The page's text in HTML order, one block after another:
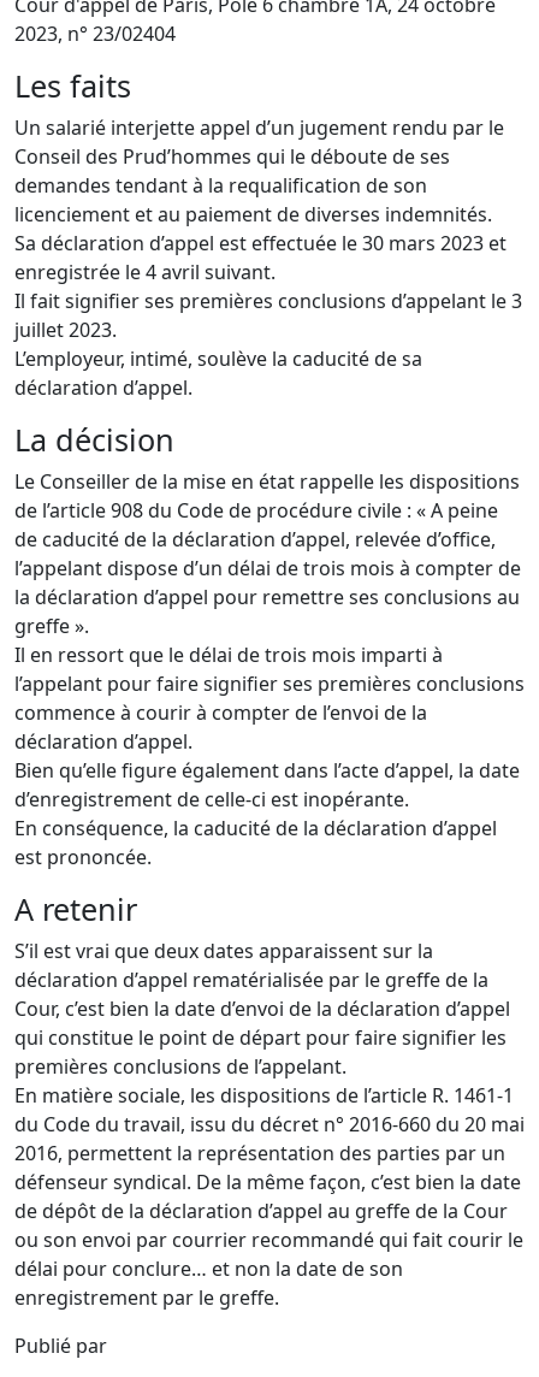
2023, n° 23/02404
Les faits
Un salarié interjette appel d’un jugement rendu par le
Conseil des Prud’hommes qui le déboute de ses
demandes tendant à la requalification de son
licenciement et au paiement de diverses indemnités.
Sa déclaration d’appel est effectuée le 30 mars 2023 et
enregistrée le 4 avril suivant.
Il fait signifier ses premières conclusions d’appelant le 3
juillet 2023.
L’employeur, intimé, soulève la caducité de sa
déclaration d’appel.
La décision
Le Conseiller de la mise en état rappelle les dispositions
de l’article 908 du Code de procédure civile : « A peine
de caducité de la déclaration d’appel, relevée d’office,
l’appelant dispose d’un délai de trois mois à compter de
la déclaration d’appel pour remettre ses conclusions au
greffe ».
Il en ressort que le délai de trois mois imparti à
l’appelant pour faire signifier ses premières conclusions
commence à courir à compter de l’envoi de la
déclaration d’appel.
Bien qu’elle figure également dans l’acte d’appel, la date
d’enregistrement de celle-ci est inopérante.
En conséquence, la caducité de la déclaration d’appel
est prononcée.
A retenir
S’il est vrai que deux dates apparaissent sur la
déclaration d’appel rematérialisée par le greffe de la
Cour, c’est bien la date d’envoi de la déclaration d’appel
qui constitue le point de départ pour faire signifier les
premières conclusions de l’appelant.
En matière sociale, les dispositions de l’article R. 1461-1
du Code du travail, issu du décret n° 2016-660 du 20 mai
2016, permettent la représentation des parties par un
défenseur syndical. De la même façon, c’est bien la date
de dépôt de la déclaration d’appel au greffe de la Cour
ou son envoi par courrier recommandé qui fait courir le
délai pour conclure… et non la date de son
enregistrement par le greffe.
Publié par